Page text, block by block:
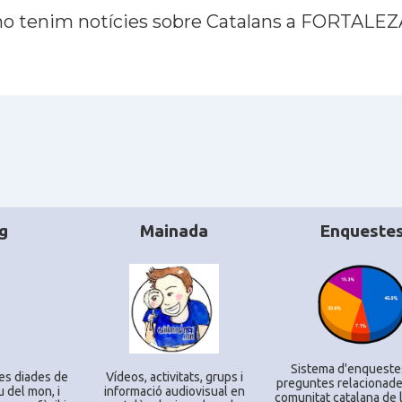
tenim notícies sobre Catalans a
diades de
del mon, i
Mainada
Ví­deos, activitats, grups i
informació audiovisual en
Sistema
preguntes
comunitat catalana de